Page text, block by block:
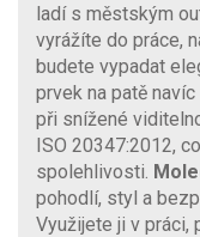
ladí s městským
vyrážíte do práce,
budete vypadat
prvek na patě
při snížené
ISO 20347:2012,
spolehlivosti.
pohodlí, styl a
Využijete ji v práci,